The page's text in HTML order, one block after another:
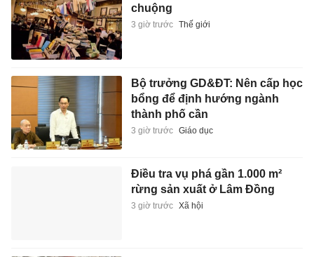
chuộng
3 giờ trước Thế giới
Bộ trưởng GD&ĐT: Nên cấp học
bổng để định hướng ngành
thành phố cần
3 giờ trước Giáo dục
Điều tra vụ phá gần 1.000 m²
rừng sản xuất ở Lâm Đồng
3 giờ trước Xã hội